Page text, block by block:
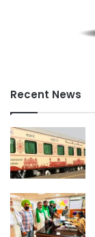
Recent News